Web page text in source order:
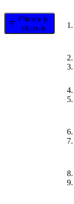
Filtrare și
căutare